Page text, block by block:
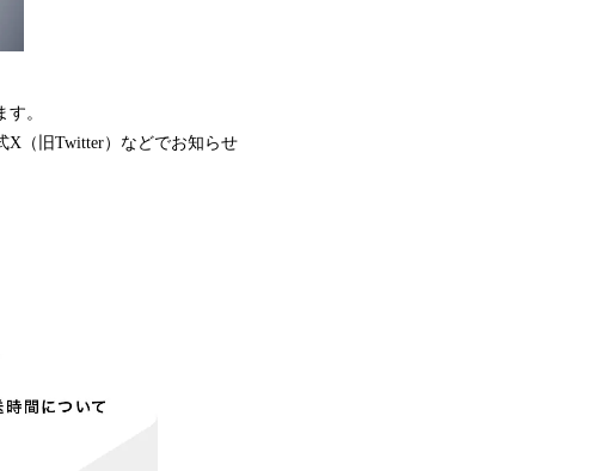
。
（旧Twitter）などでお知らせ